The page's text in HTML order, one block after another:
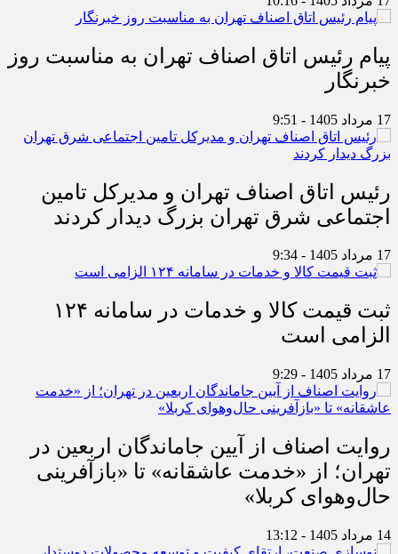
پیام رئیس اتاق اصناف تهران به مناسبت روز
خبرنگار
17 مرداد 1405 - 9:51
رئیس اتاق اصناف تهران و مدیرکل تامین
اجتماعی شرق تهران بزرگ دیدار کردند
17 مرداد 1405 - 9:34
ثبت قیمت کالا و خدمات در سامانه ۱۲۴
الزامی است
17 مرداد 1405 - 9:29
روایت اصناف از آیین جاماندگان اربعین در
تهران؛ از «خدمت عاشقانه» تا «بازآفرینی
حال‌وهوای کربلا»
14 مرداد 1405 - 13:12